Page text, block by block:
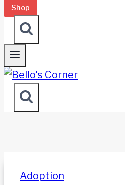
Shop
Adoption